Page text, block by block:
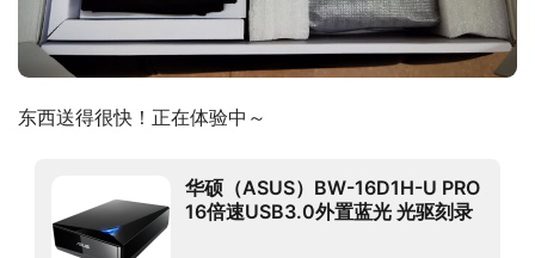
东西送得很快！正在体验中～
华硕（ASUS）BW-16D1H-U PRO
16倍速USB3.0外置蓝光 光驱刻录